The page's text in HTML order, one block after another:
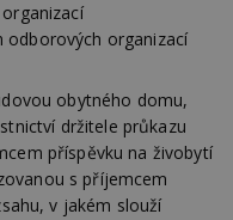
odborových organizací
obytného domu,
držitele průkazu
příspěvku na živobytí
s příjemcem
v jakém slouží